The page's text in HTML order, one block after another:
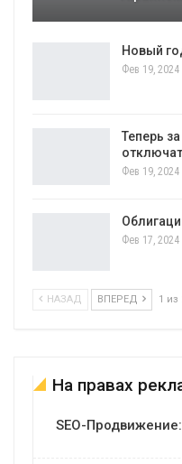
Новый
Фев 19, 2024
Теперь
Фев 19, 2024
Фев 17, 2024
НАЗАД ВПЕРЕД 1 из
На правах
SEO-